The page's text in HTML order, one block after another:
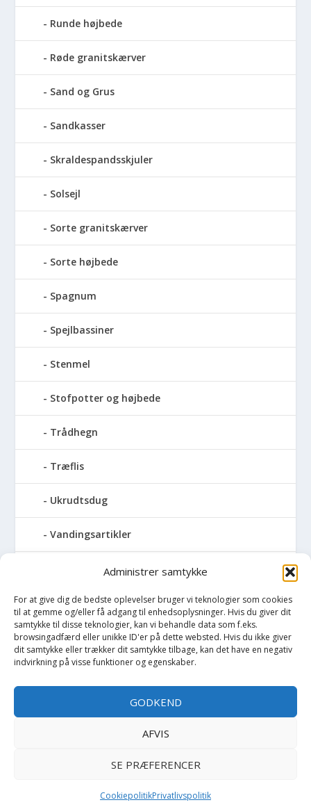
Administrer samtykke
For at give dig de bedste oplevelser bruger vi teknologier som cookies
til at gemme og/eller få adgang til enhedsoplysninger. Hvis du giver dit
samtykke til disse teknologier, kan vi behandle data som f.eks.
browsingadfærd eller unikke ID'er på dette websted. Hvis du ikke giver
dit samtykke eller trækker dit samtykke tilbage, kan det have en negativ
indvirkning på visse funktioner og egenskaber.
GODKEND
AFVIS
SE PRÆFERENCER
CookiepolitikPrivatlivspolitik
Runde højbede
Røde granitskærver
Sand og Grus
Sandkasser
Skraldespandsskjuler
Solsejl
Sorte granitskærver
Sorte højbede
Spagnum
Spejlbassiner
Stenmel
Stofpotter og højbede
Trådhegn
Træflis
Ukrudtsdug
Vandingsartikler
Vandslanger
Vildthegn
vækstdug
Maling
Copyright BilligtByg.dk -Cookie politik-Privatlivspolitik